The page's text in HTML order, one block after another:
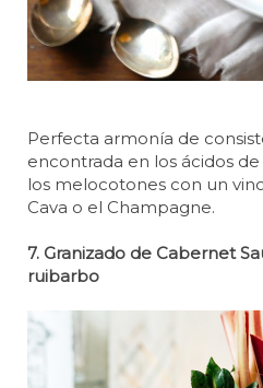
Perfecta armonía de
encontrada en los ácidos
los melocotones con un
Cava o el Champagne.
7. Granizado de Cabernet
ruibarbo